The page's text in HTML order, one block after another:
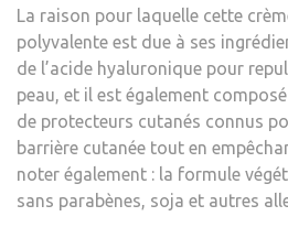
La raison pour laquelle cette
polyvalente est due à ses
de l’acide hyaluronique pour
peau, et il est également
de protecteurs cutanés connus
barrière cutanée tout en
noter également : la formule
sans parabènes, soja et autres